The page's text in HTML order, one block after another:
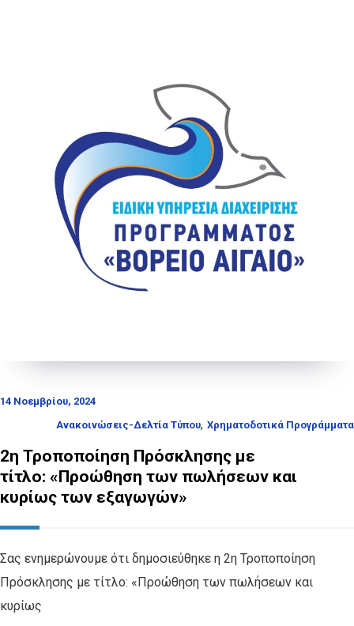
14 Νοεμβρίου, 2024
Ανακοινώσεις-Δελτία Τύπου, Χρηματοδοτικά Προγράμματα
2η Τροποποίηση Πρόσκλησης με
τίτλο: «Προώθηση των πωλήσεων και
κυρίως των εξαγωγών»
Σας ενημερώνουμε ότι δημοσιεύθηκε η 2η Τροποποίηση
Πρόσκλησης με τίτλο: «Προώθηση των πωλήσεων και
κυρίως